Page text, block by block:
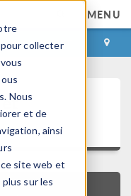
collecter
Nous
et de
ainsi
site web et
sur les
MENU
CONTACT